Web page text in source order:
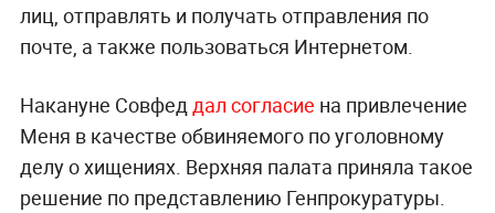
лиц, отправлять и получать отправления по
почте, а также пользоваться Интернетом.
Накануне Совфед дал согласие на привлечение
Меня в качестве обвиняемого по уголовному
делу о хищениях. Верхняя палата приняла такое
решение по представлению Генпрокуратуры.